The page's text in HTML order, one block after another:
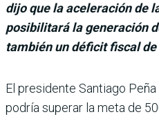
dijo que la aceleración de
posibilitará la generación
también un déficit fiscal de
El presidente Santiago
podría superar la meta de